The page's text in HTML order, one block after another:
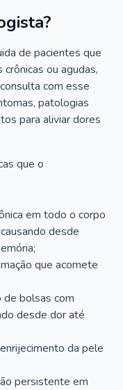
de pacientes que
ou agudas,
com esse
patologias
para aliviar dores
que o
em todo o corpo
desde
que acomete
de bolsas com
desde dor até
da pele
persistente em